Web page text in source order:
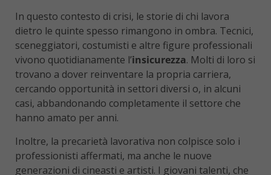
In questo contesto di crisi, le storie di chi lavora
dietro le quinte spesso rimangono in ombra. Tecnici,
sceneggiatori, costumisti e altre figure professionali
vivono quotidianamente l’insicurezza. Molti di loro si
trovano a dover reinventare la propria carriera,
cercando opportunità in settori diversi o, in alcuni
casi, abbandonando completamente il settore che
hanno amato per anni.
Inoltre, la precarietà lavorativa non colpisce solo i
professionisti affermati, ma anche le nuove
generazioni di cineasti e artisti. I giovani talenti, che